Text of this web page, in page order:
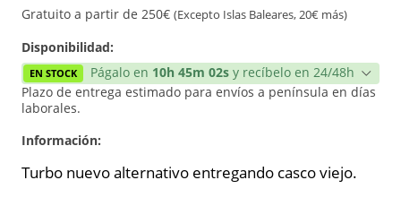
Gratuito a partir de 250€ (Excepto Islas Baleares, 20€ más)
Disponibilidad:
EN STOCK Págalo en 10h 45m 02s y recíbelo en 24/48h
Plazo de entrega estimado para envíos a península en días
laborales.
Información:
Turbo nuevo alternativo entregando casco viejo.